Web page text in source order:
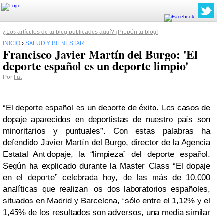
¿Los artículos de tu blog publicados aquí? ¡Propón tu blog!
INICIO › SALUD Y BIENESTAR
Francisco Javier Martín del Burgo: 'El
deporte español es un deporte limpio'
Por Fat
“El deporte español es un deporte de éxito. Los casos de
dopaje aparecidos en deportistas de nuestro país son
minoritarios y puntuales”. Con estas palabras ha
defendido Javier Martín del Burgo, director de la Agencia
Estatal Antidopaje, la “limpieza” del deporte español.
Según ha explicado durante la Master Class “El dopaje
en el deporte” celebrada hoy, de las más de 10.000
analíticas que realizan los dos laboratorios españoles,
situados en Madrid y Barcelona, “sólo entre el 1,12% y el
1,45% de los resultados son adversos, una media similar